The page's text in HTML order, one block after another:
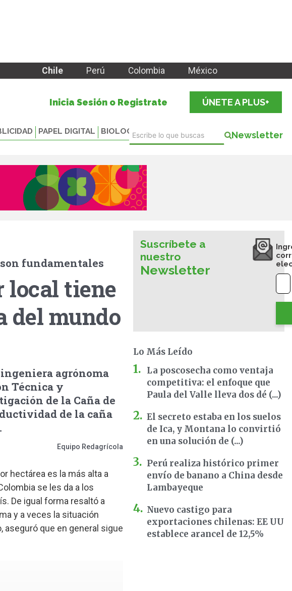
Chile Perú Colombia México
Inicia Sesión o Registrate ÚNETE A PLUS+
PAPEL DIGITAL BIOLOGICALS Newsletter
fundamentales
local tiene
del mundo
agrónoma
Técnica y
de la Caña de
de la caña
Equipo Redagrícola
hectárea es la más alta a
se les da a los
De igual forma resaltó a
y a veces la situación
aseguró que en general sigue
Suscríbete a
nuestro
Newsletter
Lo Más Leído
La poscosecha como ventaja
competitiva: el enfoque que
Paula del Valle lleva dos dé (...)
El secreto estaba en los suelos
de Ica, y Montana lo convirtió
en una solución de (...)
Perú realiza histórico primer
envío de banano a China desde
Lambayeque
Nuevo castigo para
exportaciones chilenas: EE UU
establece arancel de 12,5%